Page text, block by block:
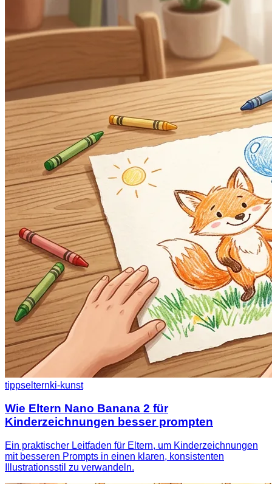
tippselternki-kunst
Wie Eltern Nano Banana 2 für
Kinderzeichnungen besser prompten
Ein praktischer Leitfaden für Eltern, um Kinderzeichnungen
mit besseren Prompts in einen klaren, konsistenten
Illustrationsstil zu verwandeln.